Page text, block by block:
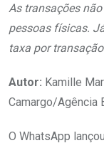
As transações
pessoas físicas.
taxa por
Autor: Kamille
Camargo/Agência
O WhatsApp